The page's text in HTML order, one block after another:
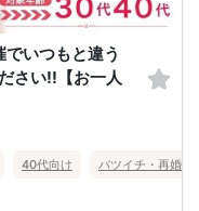
でいつもと違う
さい!!【お一人
40代向け バツイチ・再婚